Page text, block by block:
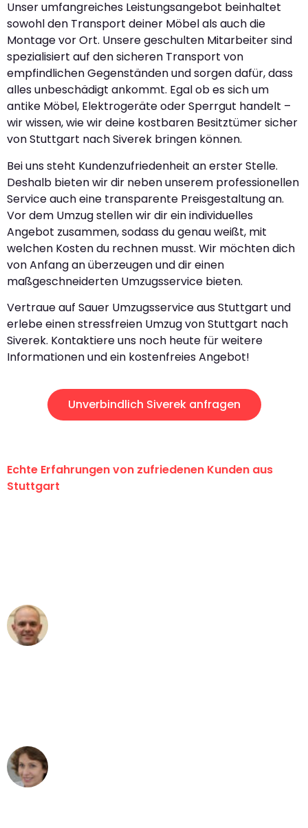
Unser umfangreiches Leistungsangebot beinhaltet
sowohl den Transport deiner Möbel als auch die
Montage vor Ort. Unsere geschulten Mitarbeiter sind
spezialisiert auf den sicheren Transport von
empfindlichen Gegenständen und sorgen dafür, dass
alles unbeschädigt ankommt. Egal ob es sich um
antike Möbel, Elektrogeräte oder Sperrgut handelt –
wir wissen, wie wir deine kostbaren Besitztümer sicher
von Stuttgart nach Siverek bringen können.
Bei uns steht Kundenzufriedenheit an erster Stelle.
Deshalb bieten wir dir neben unserem professionellen
Service auch eine transparente Preisgestaltung an.
Vor dem Umzug stellen wir dir ein individuelles
Angebot zusammen, sodass du genau weißt, mit
welchen Kosten du rechnen musst. Wir möchten dich
von Anfang an überzeugen und dir einen
maßgeschneiderten Umzugsservice bieten.
Vertraue auf Sauer Umzugsservice aus Stuttgart und
erlebe einen stressfreien Umzug von Stuttgart nach
Siverek. Kontaktiere uns noch heute für weitere
Informationen und ein kostenfreies Angebot!
Unverbindlich Siverek anfragen
Echte Erfahrungen von zufriedenen Kunden aus
Stuttgart